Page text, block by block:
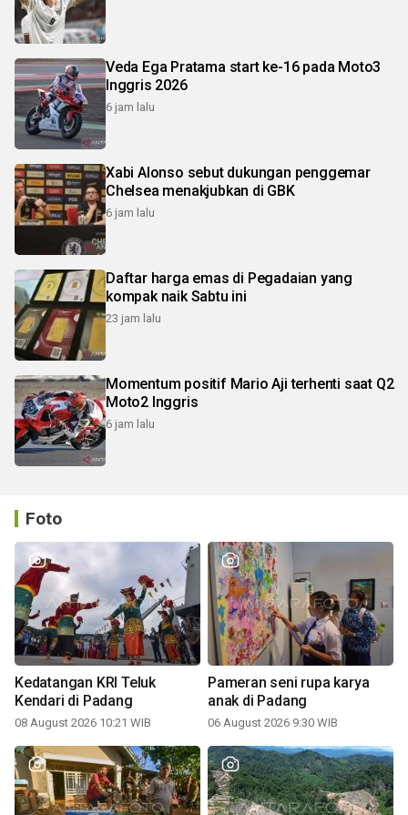
Veda Ega Pratama start ke-16 pada Moto3
Inggris 2026
6 jam lalu
Xabi Alonso sebut dukungan penggemar
Chelsea menakjubkan di GBK
6 jam lalu
Daftar harga emas di Pegadaian yang
kompak naik Sabtu ini
23 jam lalu
Momentum positif Mario Aji terhenti saat Q2
Moto2 Inggris
6 jam lalu
Foto
Kedatangan KRI Teluk
Kendari di Padang
08 August 2026 10:21 WIB
Pameran seni rupa karya
anak di Padang
06 August 2026 9:30 WIB